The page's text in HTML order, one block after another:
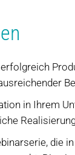
in Ihrem
die